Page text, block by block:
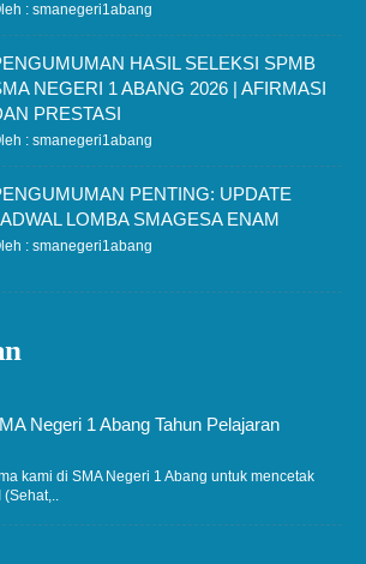
: smanegeri1abang
HASIL SELEKSI SPMB
NEGERI 1 ABANG 2026 | AFIRMASI
PRESTASI
: smanegeri1abang
PENTING: UPDATE
LOMBA SMAGESA ENAM
: smanegeri1abang
Negeri 1 Abang Tahun Pelajaran
kami di SMA Negeri 1 Abang untuk mencetak
(Sehat,..